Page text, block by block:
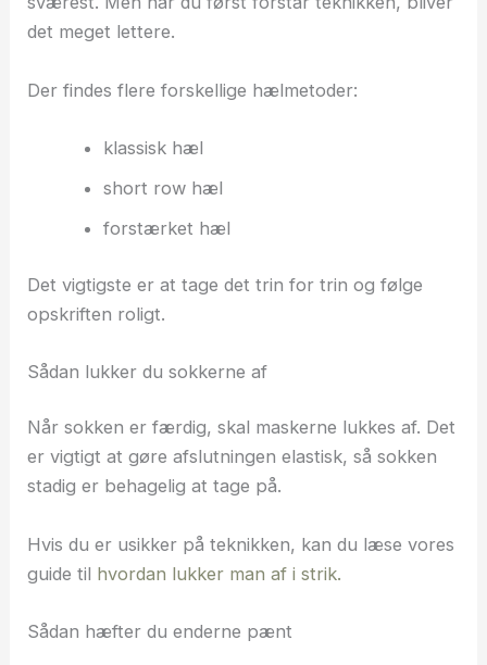
det meget lettere.
Der findes flere forskellige hælmetoder:
klassisk hæl
short row hæl
forstærket hæl
Det vigtigste er at tage det trin for trin og følge
opskriften roligt.
Sådan lukker du sokkerne af
Når sokken er færdig, skal maskerne lukkes af. Det
er vigtigt at gøre afslutningen elastisk, så sokken
stadig er behagelig at tage på.
Hvis du er usikker på teknikken, kan du læse vores
guide til hvordan lukker man af i strik.
Sådan hæfter du enderne pænt